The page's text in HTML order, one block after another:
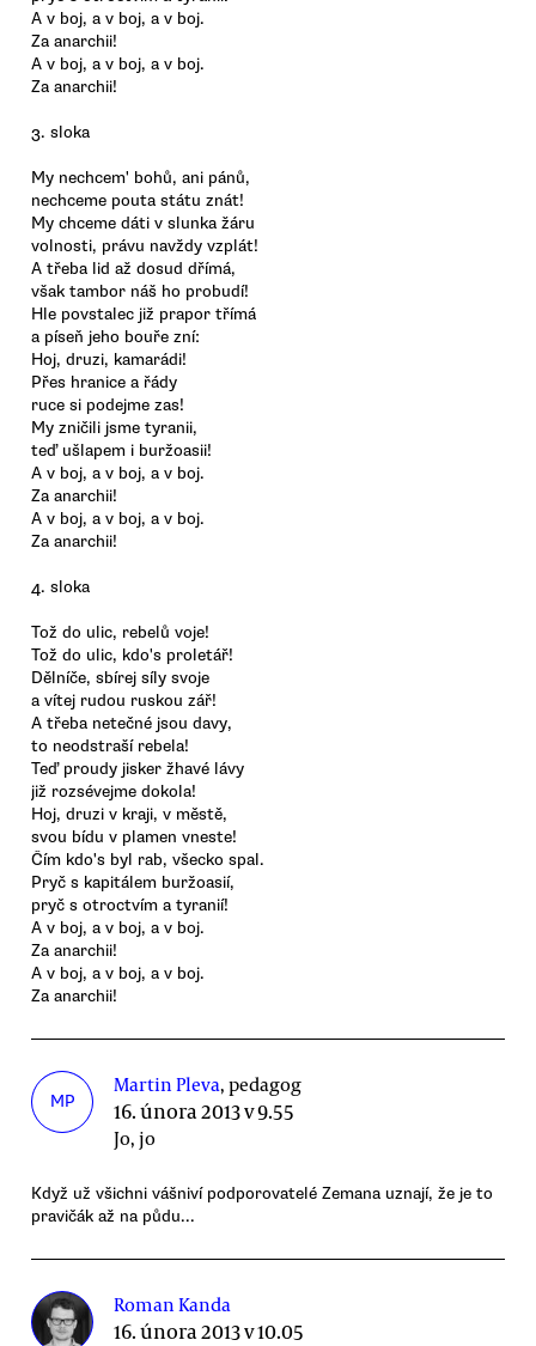
A v boj, a v boj, a v boj.
Za anarchii!
A v boj, a v boj, a v boj.
Za anarchii!
3. sloka
My nechcem' bohů, ani pánů,
nechceme pouta státu znát!
My chceme dáti v slunka žáru
volnosti, právu navždy vzplát!
A třeba lid až dosud dřímá,
však tambor náš ho probudí!
Hle povstalec již prapor třímá
a píseň jeho bouře zní:
Hoj, druzi, kamarádi!
Přes hranice a řády
ruce si podejme zas!
My zničili jsme tyranii,
teď ušlapem i buržoasii!
A v boj, a v boj, a v boj.
Za anarchii!
A v boj, a v boj, a v boj.
Za anarchii!
4. sloka
Tož do ulic, rebelů voje!
Tož do ulic, kdo's proletář!
Dělníče, sbírej síly svoje
a vítej rudou ruskou zář!
A třeba netečné jsou davy,
to neodstraší rebela!
Teď proudy jisker žhavé lávy
již rozsévejme dokola!
Hoj, druzi v kraji, v městě,
svou bídu v plamen vneste!
Čím kdo's byl rab, všecko spal.
Pryč s kapitálem buržoasií,
pryč s otroctvím a tyranií!
A v boj, a v boj, a v boj.
Za anarchii!
A v boj, a v boj, a v boj.
Za anarchii!
MP
Martin Pleva, pedagog
16. února 2013 v 9.55
Jo, jo
Když už všichni vášniví podporovatelé Zemana uznají, že je to
pravičák až na půdu...
Roman Kanda
16. února 2013 v 10.05